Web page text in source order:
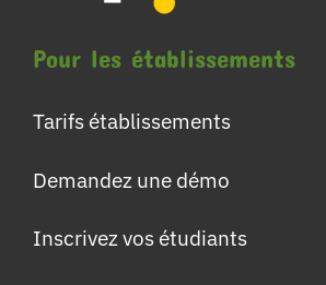
Pour les établissements
Tarifs établissements
Demandez une démo
Inscrivez vos étudiants